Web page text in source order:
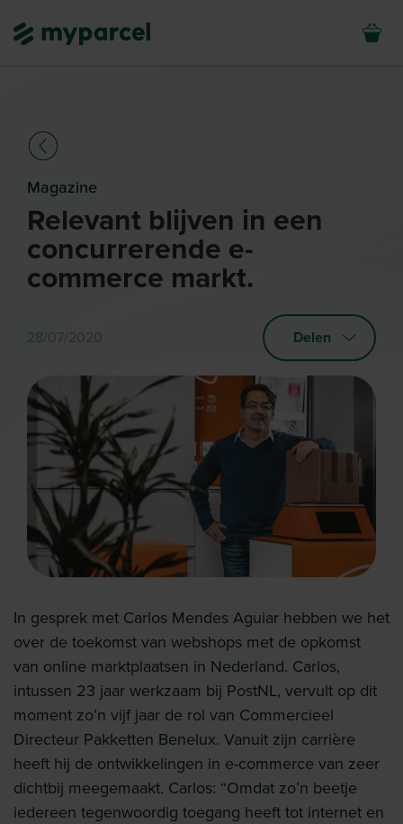
Magazine
Relevant blijven in een
concurrerende e-
commerce markt.
28/07/2020 Delen
In gesprek met Carlos Mendes Aguiar hebben we het
over de toekomst van webshops met de opkomst
van online marktplaatsen in Nederland. Carlos,
intussen 23 jaar werkzaam bij PostNL, vervult op dit
moment zo’n vijf jaar de rol van Commercieel
Directeur Pakketten Benelux. Vanuit zijn carrière
heeft hij de ontwikkelingen in e-commerce van zeer
dichtbij meegemaakt. Carlos: “Omdat zo’n beetje
iedereen tegenwoordig toegang heeft tot internet en